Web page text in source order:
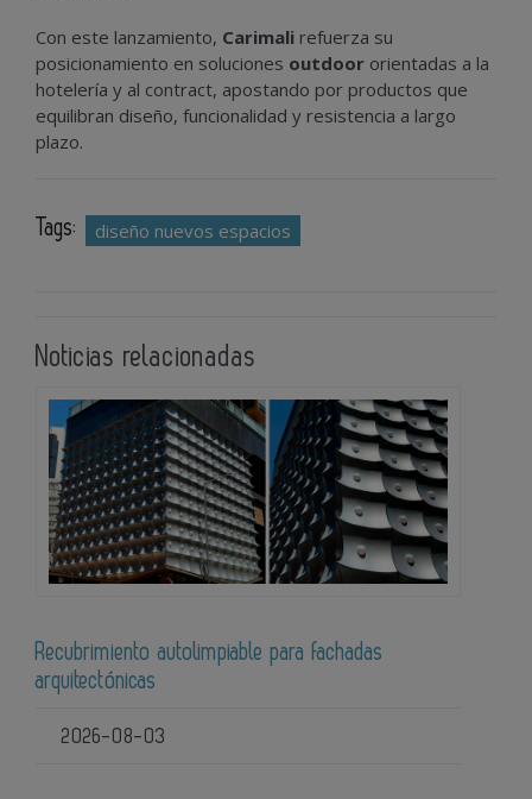
Con este lanzamiento, Carimali refuerza su
posicionamiento en soluciones outdoor orientadas a la
hotelería y al contract, apostando por productos que
equilibran diseño, funcionalidad y resistencia a largo
plazo.
Tags: diseño nuevos espacios
Noticias relacionadas
Recubrimiento autolimpiable para fachadas
arquitectónicas
2026-08-03